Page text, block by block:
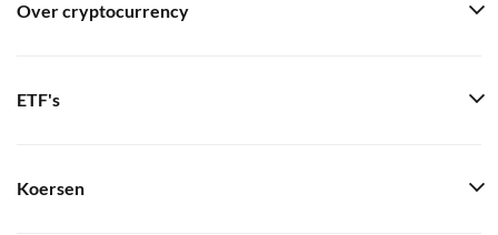
Over cryptocurrency
ETF's
Koersen